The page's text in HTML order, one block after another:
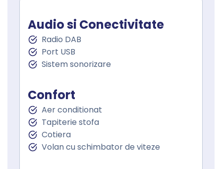
Audio si Conectivitate
Radio DAB
Port USB
Sistem sonorizare
Confort
Aer conditionat
Tapiterie stofa
Cotiera
Volan cu schimbator de viteze